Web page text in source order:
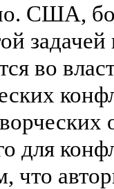
США,
во
для
что